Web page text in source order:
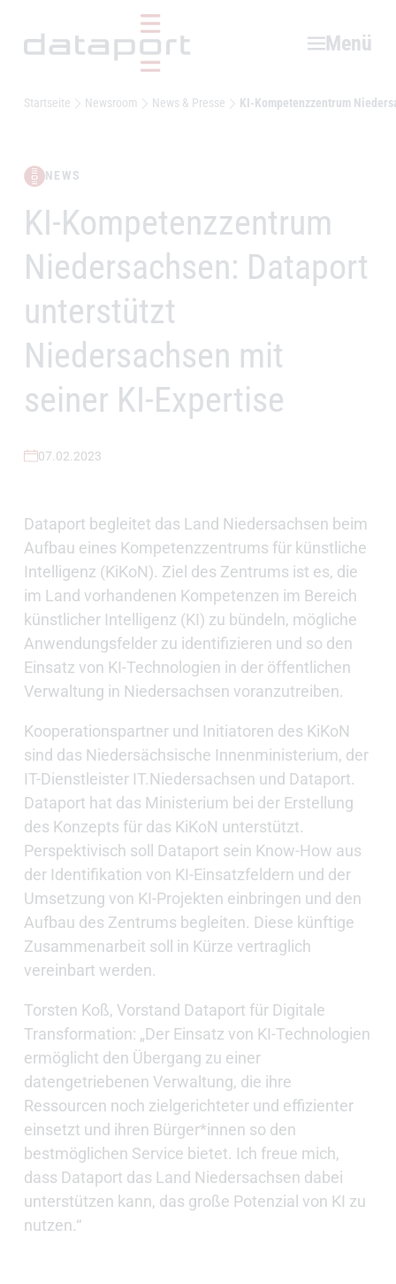
Menü
Startseite Newsroom News & Presse KI-Kompetenzzentrum
NEWS
–KI-Kompetenzzentrum
Niedersachsen: Dataport
unterstützt
Niedersachsen mit
seiner KI-Expertise
07.02.2023
Dataport begleitet das Land Niedersachsen beim
Aufbau eines Kompetenzzentrums für künstliche
Intelligenz (KiKoN). Ziel des Zentrums ist es, die
im Land vorhandenen Kompetenzen im Bereich
künstlicher Intelligenz (KI) zu bündeln, mögliche
Anwendungsfelder zu identifizieren und so den
Einsatz von KI-Technologien in der öffentlichen
Verwaltung in Niedersachsen voranzutreiben.
Kooperationspartner und Initiatoren des KiKoN
sind das Niedersächsische Innenministerium, der
IT-Dienstleister IT.Niedersachsen und Dataport.
Dataport hat das Ministerium bei der Erstellung
des Konzepts für das KiKoN unterstützt.
Perspektivisch soll Dataport sein Know-How aus
der Identifikation von KI-Einsatzfeldern und der
Umsetzung von KI-Projekten einbringen und den
Aufbau des Zentrums begleiten. Diese künftige
Zusammenarbeit soll in Kürze vertraglich
vereinbart werden.
Torsten Koß, Vorstand Dataport für Digitale
Transformation: „Der Einsatz von KI-Technologien
ermöglicht den Übergang zu einer
datengetriebenen Verwaltung, die ihre
Ressourcen noch zielgerichteter und effizienter
einsetzt und ihren Bürger*innen so den
bestmöglichen Service bietet. Ich freue mich,
dass Dataport das Land Niedersachsen dabei
unterstützen kann, das große Potenzial von KI zu
nutzen.“